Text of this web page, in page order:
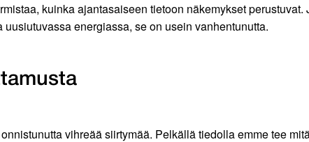
kuinka ajantasaiseen tietoon näkemykset
energiassa, se on usein vanhentunutta.
vihreää siirtymää. Pelkällä tiedolla emme tee